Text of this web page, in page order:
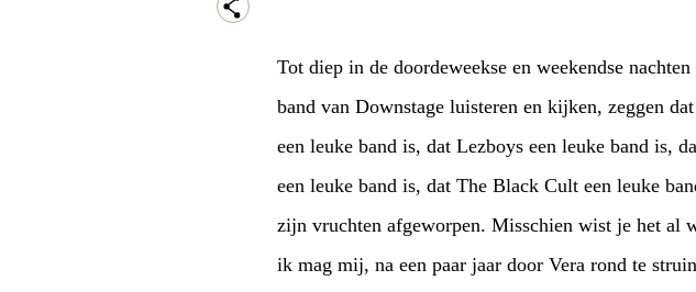
Tot diep in de doordeweekse en weekendse
band van Downstage luisteren en kijken, zeggen
een leuke band is, dat Lezboys een leuke band is,
een leuke band is, dat The Black Cult een leuke
zijn vruchten afgeworpen. Misschien wist je het al
ik mag mij, na een paar jaar door Vera rond te